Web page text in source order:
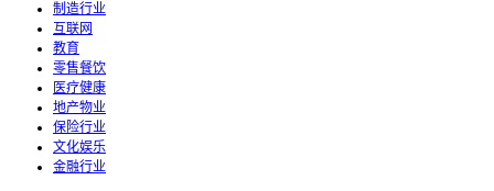
制造行业
互联网
教育
零售餐饮
医疗健康
地产物业
保险行业
文化娱乐
金融行业